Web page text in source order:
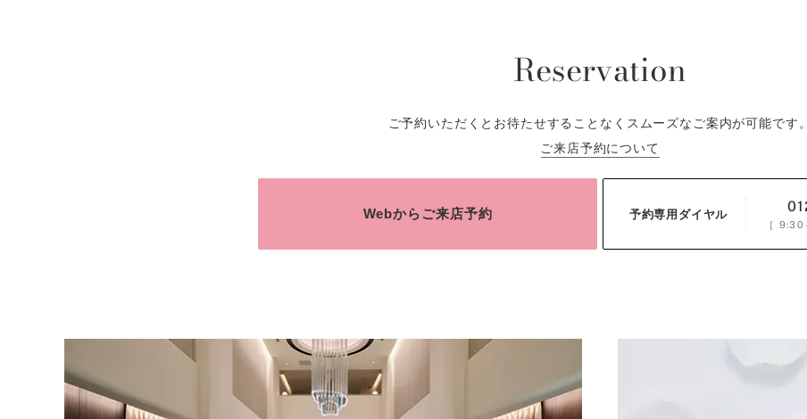
Reservation
ご予約いただくとお待たせすることなくスムーズなご案内が可能です。
ご来店予約について
Webからご来店予約 予約専用ダイヤル
［ 9:30